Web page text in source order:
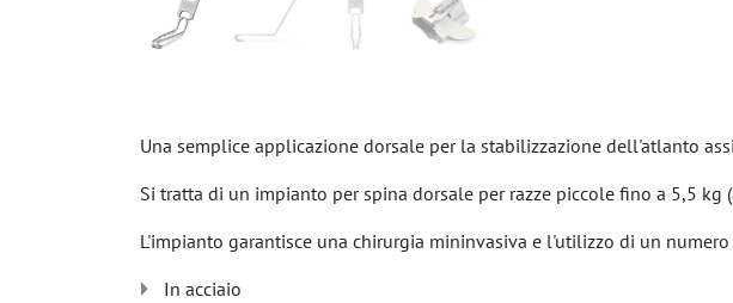
Una semplice applicazione dorsale per la stabilizzazione dell'atlanto
Si tratta di un impianto per spina dorsale per razze piccole fino a 5,5 kg
L'impianto garantisce una chirurgia mininvasiva e l'utilizzo di un
In acciaio